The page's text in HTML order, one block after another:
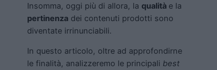
Insomma, oggi più di allora, la qualità e la
pertinenza dei contenuti prodotti sono
diventate irrinunciabili.
In questo articolo, oltre ad approfondirne
le finalità, analizzeremo le principali best